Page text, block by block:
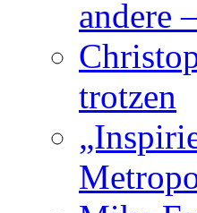
andere
trotzen